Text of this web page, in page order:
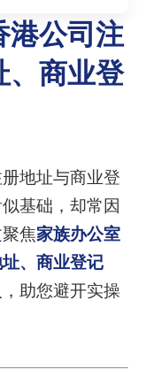
港公司注
、商业登
地址与商业登
基础，却常因
焦家族办公室
、商业登记
助您避开实操